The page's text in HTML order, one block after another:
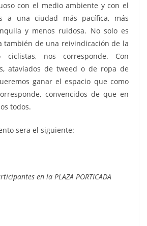
con el medio ambiente y con el
a una ciudad más pacífica, más
y menos ruidosa. No solo es
también de una reivindicación de la
nos corresponde. Con
ataviados de tweed o de ropa de
ganar el espacio que como
convencidos de que en
todos.
sera el siguiente:
en la PLAZA PORTICADA